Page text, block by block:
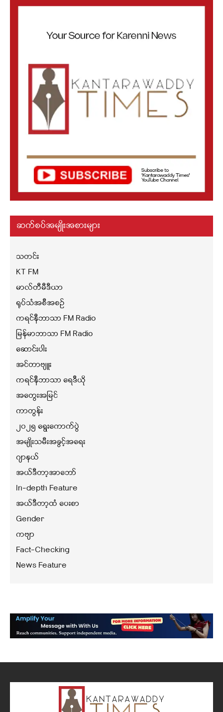
ဆက်စပ်အမျိုးအစားများ
သတင်း
KT FM
မာလ်တီမီဒီယာ
ရုပ်သံအစီအစဉ်
ကရင်နီဘာသာ FM Radio
မြန်မာဘာသာ FM Radio
ဆောင်းပါး
အင်တာဗျူး
ကရင်နီဘာသာ ရေဒီယို
အတွေးအမြင်
ကာတွန်း
၂၀၂၅ ရွေးကောက်ပွဲ
အမျိုးသမီးအခွင့်အရေး
ဂျာနယ်
အယ်ဒီတာ့အာဘော်
In-depth Feature
အယ်ဒီတာ့ထံ ပေးစာ
Gender
ကဗျာ
Fact-Checking
News Feature